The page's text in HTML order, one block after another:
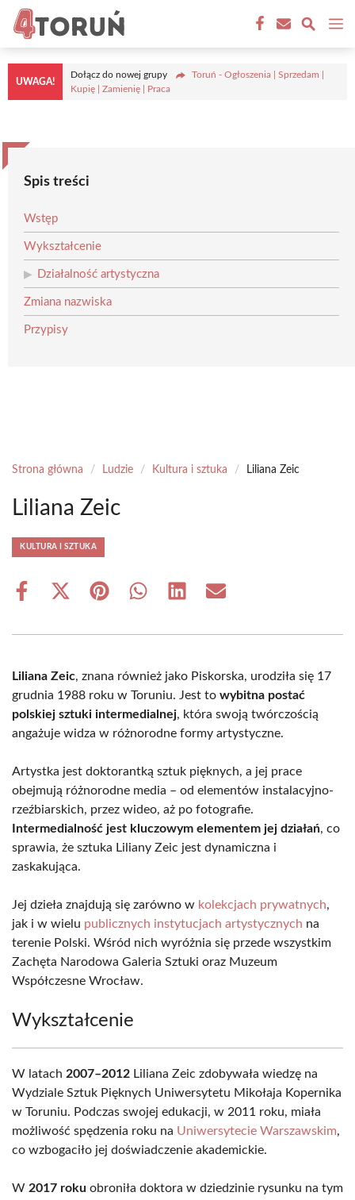
Przejdź
treści
UWAGA!
Dołącz do nowej grupy
Toruń - Ogłoszenia | Sprzedam |
Kupię | Zamienię | Praca
Spis treści
Wstęp
Wykształcenie
Działalność artystyczna
Zmiana nazwiska
Przypisy
Strona główna / Ludzie / Kultura i sztuka / Liliana Zeic
Liliana Zeic
KULTURA I SZTUKA
Share
Share
(Twitter)
Share Share Share Share
Liliana Zeic, znana również jako Piskorska, urodziła się 17
grudnia 1988 roku w Toruniu. Jest to wybitna postać
polskiej sztuki intermedialnej, która swoją twórczością
angażuje widza w różnorodne formy artystyczne.
Artystka jest doktorantką sztuk pięknych, a jej prace
obejmują różnorodne media – od elementów instalacyjno-
rzeźbiarskich, przez wideo, aż po fotografie.
Intermedialność jest kluczowym elementem jej działań, co
sprawia, że sztuka Liliany Zeic jest dynamiczna i
zaskakująca.
Jej dzieła znajdują się zarówno w kolekcjach prywatnych,
jak i w wielu publicznych instytucjach artystycznych na
terenie Polski. Wśród nich wyróżnia się przede wszystkim
Zachęta Narodowa Galeria Sztuki oraz Muzeum
Współczesne Wrocław.
Wykształcenie
W latach 2007–2012 Liliana Zeic zdobywała wiedzę na
Wydziale Sztuk Pięknych Uniwersytetu Mikołaja Kopernika
w Toruniu. Podczas swojej edukacji, w 2011 roku, miała
możliwość spędzenia roku na Uniwersytecie Warszawskim,
co wzbogaciło jej doświadczenie akademickie.
W 2017 roku obroniła doktora w dziedzinie rysunku na tym